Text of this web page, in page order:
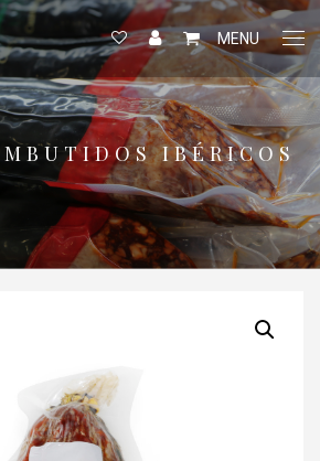
MENU
IBÉRICOS